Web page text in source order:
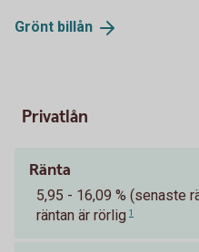
Grönt billån
Privatlån
Ränta
5,95 - 16,09 % (senaste
räntan är rörlig 1